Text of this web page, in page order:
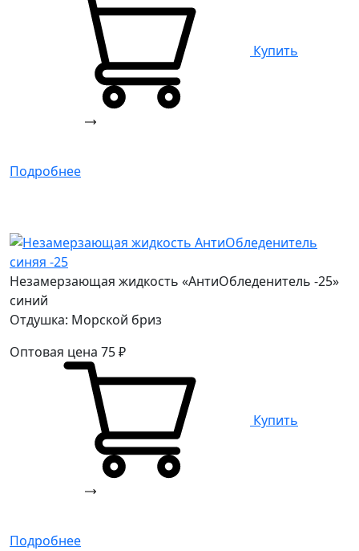
Купить
Подробнее
Незамерзающая жидкость «АнтиОбледенитель -25»
синий
Отдушка: Морской бриз
Оптовая цена 75₽
Купить
Подробнее